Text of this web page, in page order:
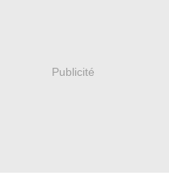
Publicité